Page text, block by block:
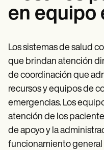
en equipo
Los sistemas de salud
que brindan atención
de coordinación que
recursos y equipos de
emergencias. Los
atención de los
de apoyo y la
funcionamiento general